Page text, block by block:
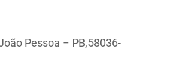
Pessoa – PB,58036-